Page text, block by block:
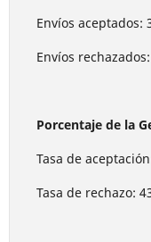
Envíos aceptados:
Envíos
Porcentaje de la
Tasa de
Tasa de rechazo: